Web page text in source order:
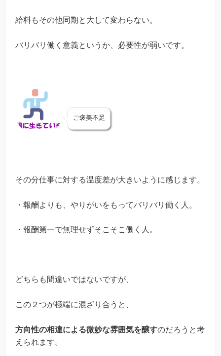
給料もその他同期と大して変わらない。
バリバリ働く意義というか、必要性が弱いです。
ご褒美不足
その分仕事に対する温度差が大きいように感じます。
・報酬よりも、やりがいをもってバリバリ働く人。
・報酬第一で無理せずそこそこ働く人。
どちらも間違いではないですが、
この２つが極端に混ざり合うと、
方向性の相違による微妙な雰囲気を醸すのだろうと考
えられます。